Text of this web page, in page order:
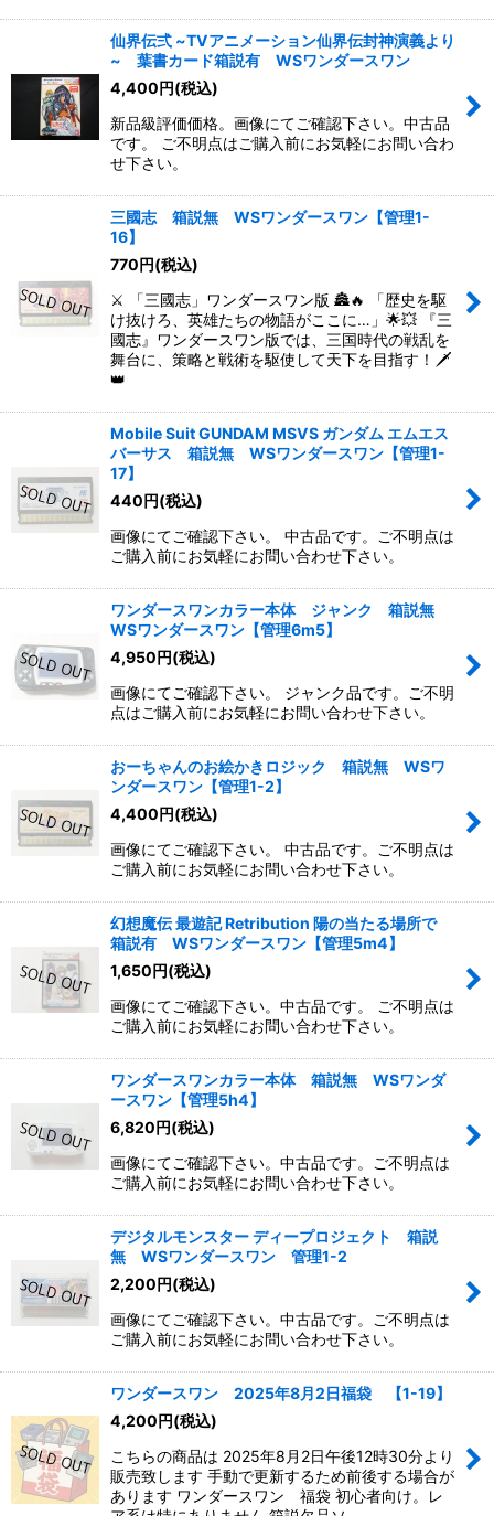
仙界伝弍 ~TVアニメーション仙界伝封神演義より
~ 葉書カード箱説有 WSワンダースワン
4,400円(税込)
新品級評価価格。画像にてご確認下さい。中古品
です。 ご不明点はご購入前にお気軽にお問い合わ
せ下さい。
三國志 箱説無 WSワンダースワン【管理1-
16】
770円(税込)
⚔️ 「三國志」ワンダースワン版 🏯🔥 「歴史を駆
け抜けろ、英雄たちの物語がここに…」🌟💥 『三
國志』ワンダースワン版では、三国時代の戦乱を
舞台に、策略と戦術を駆使して天下を目指す！🗡️
👑
Mobile Suit GUNDAM MSVS ガンダム エムエス
バーサス 箱説無 WSワンダースワン【管理1-
17】
440円(税込)
画像にてご確認下さい。 中古品です。ご不明点は
ご購入前にお気軽にお問い合わせ下さい。
ワンダースワンカラー本体 ジャンク 箱説無
WSワンダースワン【管理6m5】
4,950円(税込)
画像にてご確認下さい。 ジャンク品です。ご不明
点はご購入前にお気軽にお問い合わせ下さい。
おーちゃんのお絵かきロジック 箱説無 WSワ
ンダースワン【管理1-2】
4,400円(税込)
画像にてご確認下さい。 中古品です。ご不明点は
ご購入前にお気軽にお問い合わせ下さい。
幻想魔伝 最遊記 Retribution 陽の当たる場所で
箱説有 WSワンダースワン【管理5m4】
1,650円(税込)
画像にてご確認下さい。中古品です。 ご不明点は
ご購入前にお気軽にお問い合わせ下さい。
ワンダースワンカラー本体 箱説無 WSワンダ
ースワン【管理5h4】
6,820円(税込)
画像にてご確認下さい。中古品です。ご不明点は
ご購入前にお気軽にお問い合わせ下さい。
デジタルモンスター ディープロジェクト 箱説
無 WSワンダースワン 管理1-2
2,200円(税込)
画像にてご確認下さい。中古品です。ご不明点は
ご購入前にお気軽にお問い合わせ下さい。
ワンダースワン 2025年8月2日福袋 【1-19】
4,200円(税込)
こちらの商品は 2025年8月2日午後12時30分より
販売致します 手動で更新するため前後する場合が
あります ワンダースワン 福袋 初心者向け。レ